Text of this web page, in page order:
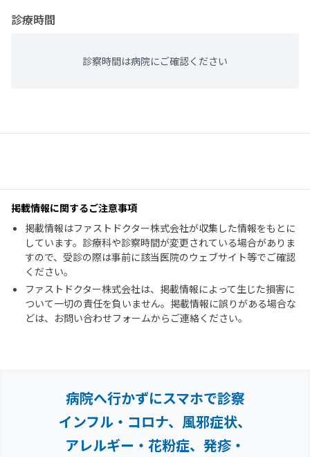
診療時間
診察時間は病院にご確認ください
掲載情報に関するご注意事項
掲載情報はファストドクター株式会社が収集した情報をもとに
しています。診療科や診察時間が変更されている場合がありま
すので、受診の際は事前に該当医院のウェブサイト等でご確認
ください。
ファストドクター株式会社は、掲載情報によって生じた損害に
ついて一切の責任を負いません。掲載情報に誤りがある場合な
どは、お問い合わせフォームからご連絡ください。
病院へ行かずにスマホで診察
インフル・コロナ、風邪症状、
アレルギー・花粉症、 発疹・